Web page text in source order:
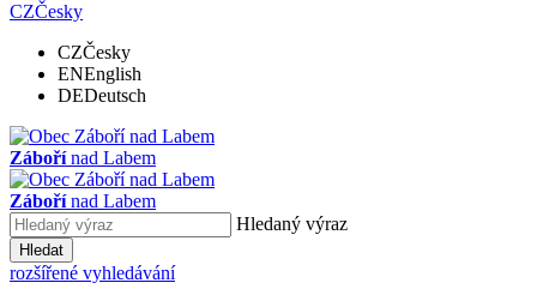
CZČesky
CZČesky
ENEnglish
DEDeutsch
Zábořínad Labem
Zábořínad Labem
Hledaný výraz
Hledat
rozšířené vyhledávání